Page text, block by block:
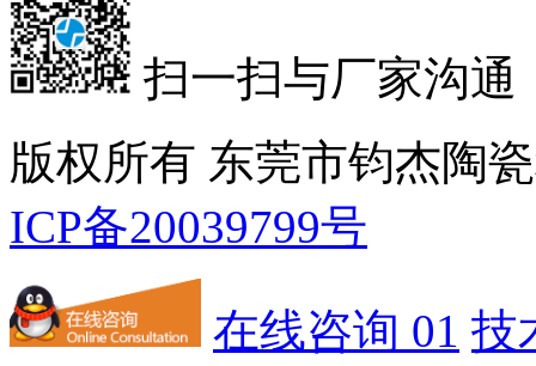
扫一扫与厂家沟通
版权所有 东莞市钧杰
ICP备20039799号
在线咨询 01 技